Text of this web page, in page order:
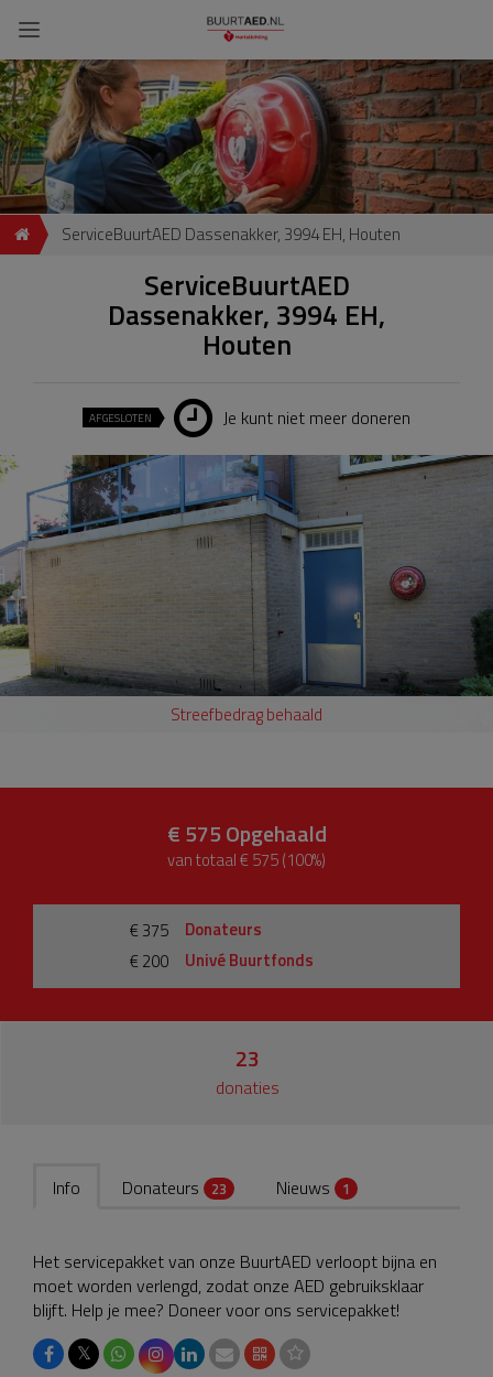
ServiceBuurtAED Dassenakker, 3994 EH, Houten
ServiceBuurtAED
Dassenakker, 3994 EH,
Houten
AFGESLOTEN Je kunt niet meer doneren
Streefbedrag behaald
€ 575Opgehaald
van totaal € 575 (100%)
€ 375
Donateurs
€ 200
Univé Buurtfonds
23
donaties
Info Donateurs 23 Nieuws 1
Het servicepakket van onze BuurtAED verloopt bijna en
moet worden verlengd, zodat onze AED gebruiksklaar
blijft. Help je mee? Doneer voor ons servicepakket!
𝕏